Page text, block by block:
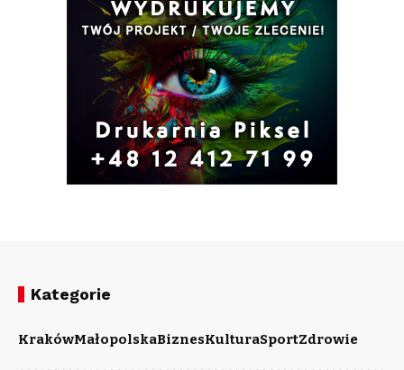
Kategorie
KrakówMałopolskaBiznesKulturaSportZdrowie